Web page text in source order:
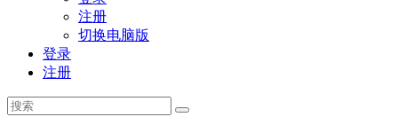
注册
切换电脑版
登录
注册